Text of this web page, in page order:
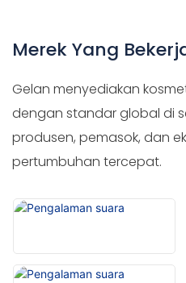
Merek Yang
Gelan menyediakan
dengan standar global di
produsen, pemasok, dan
pertumbuhan tercepat.